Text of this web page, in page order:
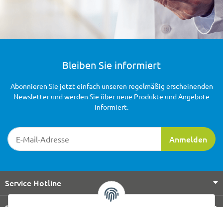
Bleiben Sie informiert
Newsletter-Registrierung
Anmelden
Abonnieren Sie jetzt einfach unseren regelmäßig erscheinenden
Newsletter und werden Sie über neue Produkte und Angebote
informiert.
Service Hotline